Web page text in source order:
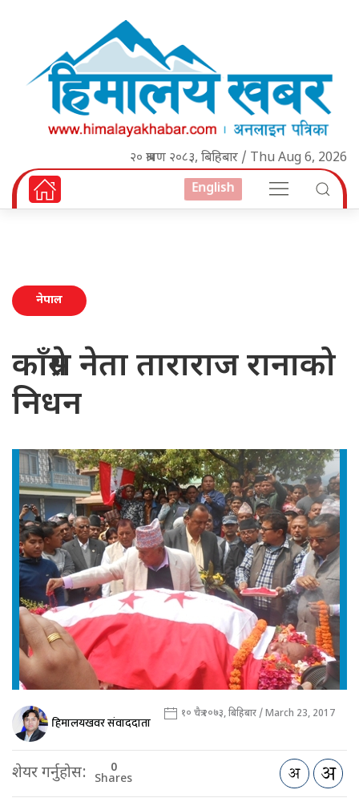
२० श्रावण २०८३, बिहिबार / Thu Aug 6, 2026
English
नेपाल
काँग्रेस नेता ताराराज रानाको
निधन
हिमालयखवर संवाददाता १० चैत्र २०७३, बिहिबार / March 23, 2017
शेयर गर्नुहोस: 0
Shares